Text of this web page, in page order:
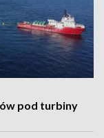
pod turbiny